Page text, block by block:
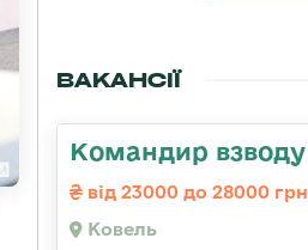
ВАКАНСІЇ
Командир взводу
від 23000 до 28000 грн
Ковель